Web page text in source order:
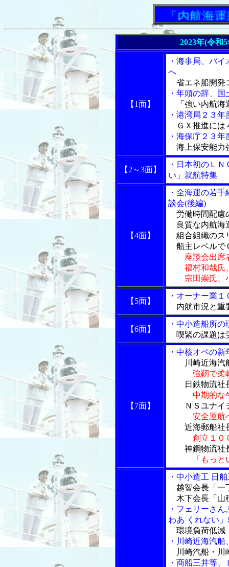
「内航海運新
2023年(令和
【1面】
・海事局、バ
へ
省エネ船開発
・年頭の辞、
「強い内航海
・港湾局２３
ＧＸ推進には
・海保庁２３
海上保安能力
【2～3面】
・日本初のＬ
い」就航特集
【4面】
・全海運の若
談会(後編)
労働時間配慮
良質な内航海
組合組織のス
船主レベル
座談会出
福村和哉氏、
宗田崇氏、
【5面】
・オーナー業
内航市況と重
【6面】
・中小造船所
喫緊の課題は
【7面】
・中核オペの
川崎近海汽
強靭で柔
日鉄物流社
中期的な
ＮＳユナイテ
安全運航
近海郵船社
創立１０
神鋼物流社
「もっ
・中小造工 日
越智会長「一
木下会長「山
・フェリーさ
わあ くれない
環境負荷低減
・川崎近海汽
川崎汽船・川
・商船三井等